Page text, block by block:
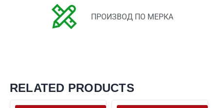
ПРОИЗВОД ПО МЕРКА
RELATED PRODUCTS